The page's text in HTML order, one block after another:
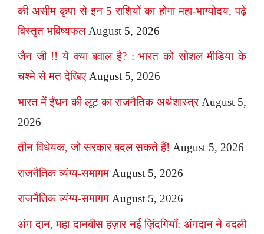
की असीम कृपा से इन 5 राशियों का होगा महा-भाग्योदय, पढ़ें
विस्तृत भविष्यफल August 5, 2026
जैन जी !! ये क्या बवाल है? : भारत को सोशल मीडिया के
चश्मे से मत देखिए August 5, 2026
भारत में ईंधन की लूट का राजनैतिक अर्थशास्त्र August 5,
2026
तीन विधेयक, जो सरकार बदल सकते हैं! August 5, 2026
राजनैतिक व्यंग्य-समागम August 5, 2026
राजनैतिक व्यंग्य-समागम August 5, 2026
अंग दान, महा दानबीस हज़ार नई ज़िंदगियाँ: अंगदान ने बदली